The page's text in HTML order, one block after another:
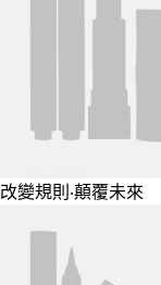
改變規則‧顛覆未來